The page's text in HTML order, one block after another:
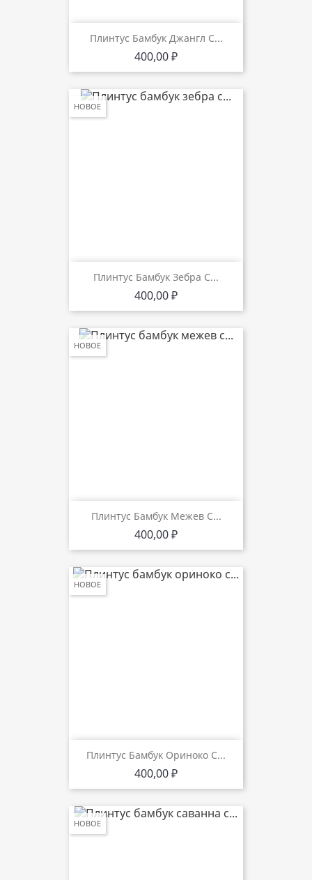
Плинтус Бамбук Джангл С...
Цена
400,00 ₽
Плинтус Бамбук Зебра С...
Цена
400,00 ₽
НОВОЕ
Плинтус Бамбук Межев С...
Цена
400,00 ₽
НОВОЕ
Плинтус Бамбук Ориноко С...
Цена
400,00 ₽
НОВОЕ
НОВОЕ